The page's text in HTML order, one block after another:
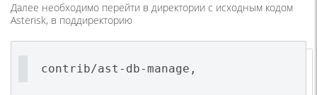
Далее необходимо перейти в директории с исходным кодом
Asterisk, в поддиректорию
contrib/ast-db-manage,